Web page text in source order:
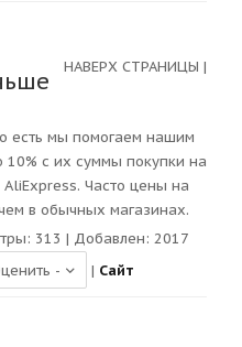
НАВЕРХ СТРАНИЦЫ |
есть мы помогаем нашим
10% с их суммы покупки на
Часто цены на
в обычных магазинах.
313 | Добавлен: 2017
| Сайт